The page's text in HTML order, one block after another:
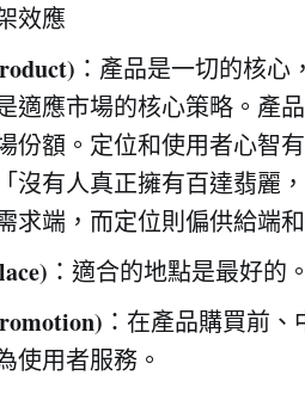
效應
：產品是一切的核
適應市場的核心策略。產
份額。定位和使用者心智
沒有人真正擁有百達翡麗
求端，而定位則偏供給端和
：適合的地點是最好的
：在產品購買前
使用者服務。